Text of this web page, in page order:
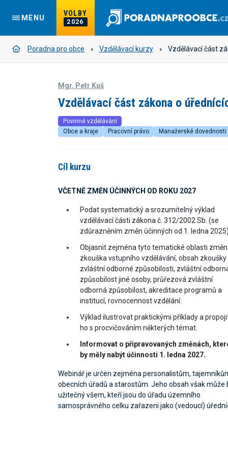
MENU
VOLBY
2026
Poradna pro obce Vzdělávací kurzy Vzdělávací část
Mgr. Petr Kuš
Vzdělávací část zákona o
Povinné vzdělávání
Obce a kraje
Pracovní právo Manažerské dovednosti
Cíl kurzu
VČETNĚ ZMĚN ÚČINNÝCH OD ROKU 2027
Podat systematický a srozumitelný výklad
vzdělávací části zákona č. 312/2002 Sb. (se
zdůrazněním změn účinných od 1. ledna 2025).
Objasnit zejména tyto tematické oblasti změn:
zkouška vstupního vzdělávání, obsah zkoušky
zvláštní odborné způsobilosti, zvláštní
způsobilost jiné osoby, průřezová zvláštní
odborná způsobilost, akreditace programů a
institucí, rovnocennost vzdělání.
Výklad ilustrovat praktickými příklady a
ho s procvičováním některých témat.
Informovat o připravovaných změnách,
by měly nabýt účinnosti 1. ledna 2027.
Webinář je určen zejména personalistům,
obecních úřadů a starostům. Jeho obsah však může
užitečný všem, kteří jsou do úřadu územního
samosprávného celku zařazeni jako (vedoucí)